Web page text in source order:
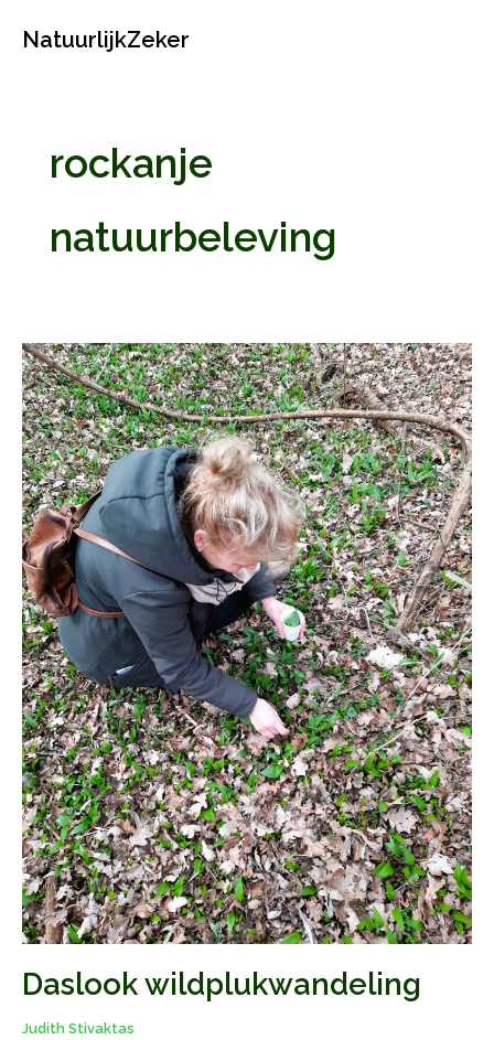
naarNatuurlijkZeker
rockanje
natuurbeleving
Daslook wildplukwandeling
Judith Stivaktas
Daslook
wildplukwandeling